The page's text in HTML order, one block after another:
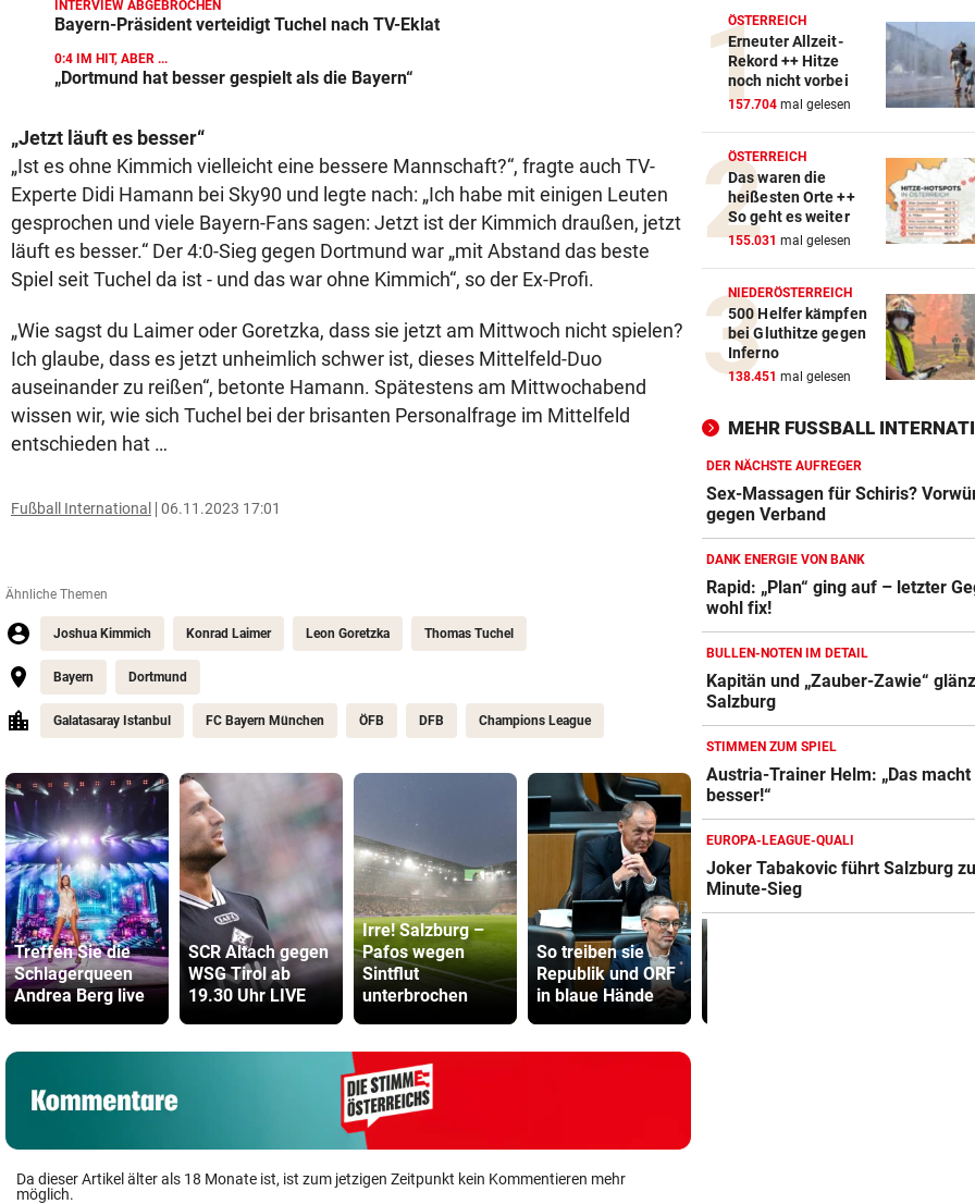
INTERVIEW ABGEBROCHEN
Bayern-Präsident verteidigt Tuchel nach TV-Eklat
0:4 IM HIT, ABER ...
„Dortmund hat besser gespielt als die Bayern“
„Jetzt läuft es besser“
„Ist es ohne Kimmich vielleicht eine bessere Mannschaft?“, fragte auch TV-
Experte Didi Hamann bei Sky90 und legte nach: „Ich habe mit einigen Leuten
gesprochen und viele Bayern-Fans sagen: Jetzt ist der Kimmich draußen, jetzt
läuft es besser.“ Der 4:0-Sieg gegen Dortmund war „mit Abstand das beste
Spiel seit Tuchel da ist - und das war ohne Kimmich“, so der Ex-Profi.
„Wie sagst du Laimer oder Goretzka, dass sie jetzt am Mittwoch nicht spielen?
Ich glaube, dass es jetzt unheimlich schwer ist, dieses Mittelfeld-Duo
auseinander zu reißen“, betonte Hamann. Spätestens am Mittwochabend
wissen wir, wie sich Tuchel bei der brisanten Personalfrage im Mittelfeld
entschieden hat …
Fußball International 06.11.2023 17:01
Ähnliche Themen
Joshua Kimmich Konrad Laimer Leon Goretzka Thomas Tuchel
Bayern Dortmund
Galatasaray Istanbul FC Bayern München ÖFB DFB Champions League
Treffen Sie die
Schlagerqueen
Andrea Berg live
SCR Altach gegen
WSG Tirol ab
19.30 Uhr LIVE
Irre! Salzburg –
Pafos wegen
Sintflut
unterbrochen
So treiben sie
Republik und ORF
in blaue Hände
Da dieser Artikel älter als 18 Monate ist, ist zum jetzigen Zeitpunkt kein Kommentieren mehr
möglich.
ÖSTERREICH
Erneuter Allzeit-
Rekord ++ Hitze
noch nicht vorbei
157.704 mal gelesen
ÖSTERREICH
Das waren die
heißesten Orte ++
So geht es weiter
155.031 mal gelesen
NIEDERÖSTERREICH
500 Helfer kämpfen
bei Gluthitze gegen
Inferno
138.451 mal gelesen
MEHR FUSSBALL
DER NÄCHSTE AUFREGER
Sex-Massagen für Schiris?
gegen Verband
DANK ENERGIE VON BANK
Rapid: „Plan“ ging auf – letzter
wohl fix!
BULLEN-NOTEN IM DETAIL
Kapitän und „Zauber-Zawie“
Salzburg
STIMMEN ZUM SPIEL
Austria-Trainer Helm: „Das macht
besser!“
EUROPA-LEAGUE-QUALI
Joker Tabakovic führt Salzburg
Minute-Sieg